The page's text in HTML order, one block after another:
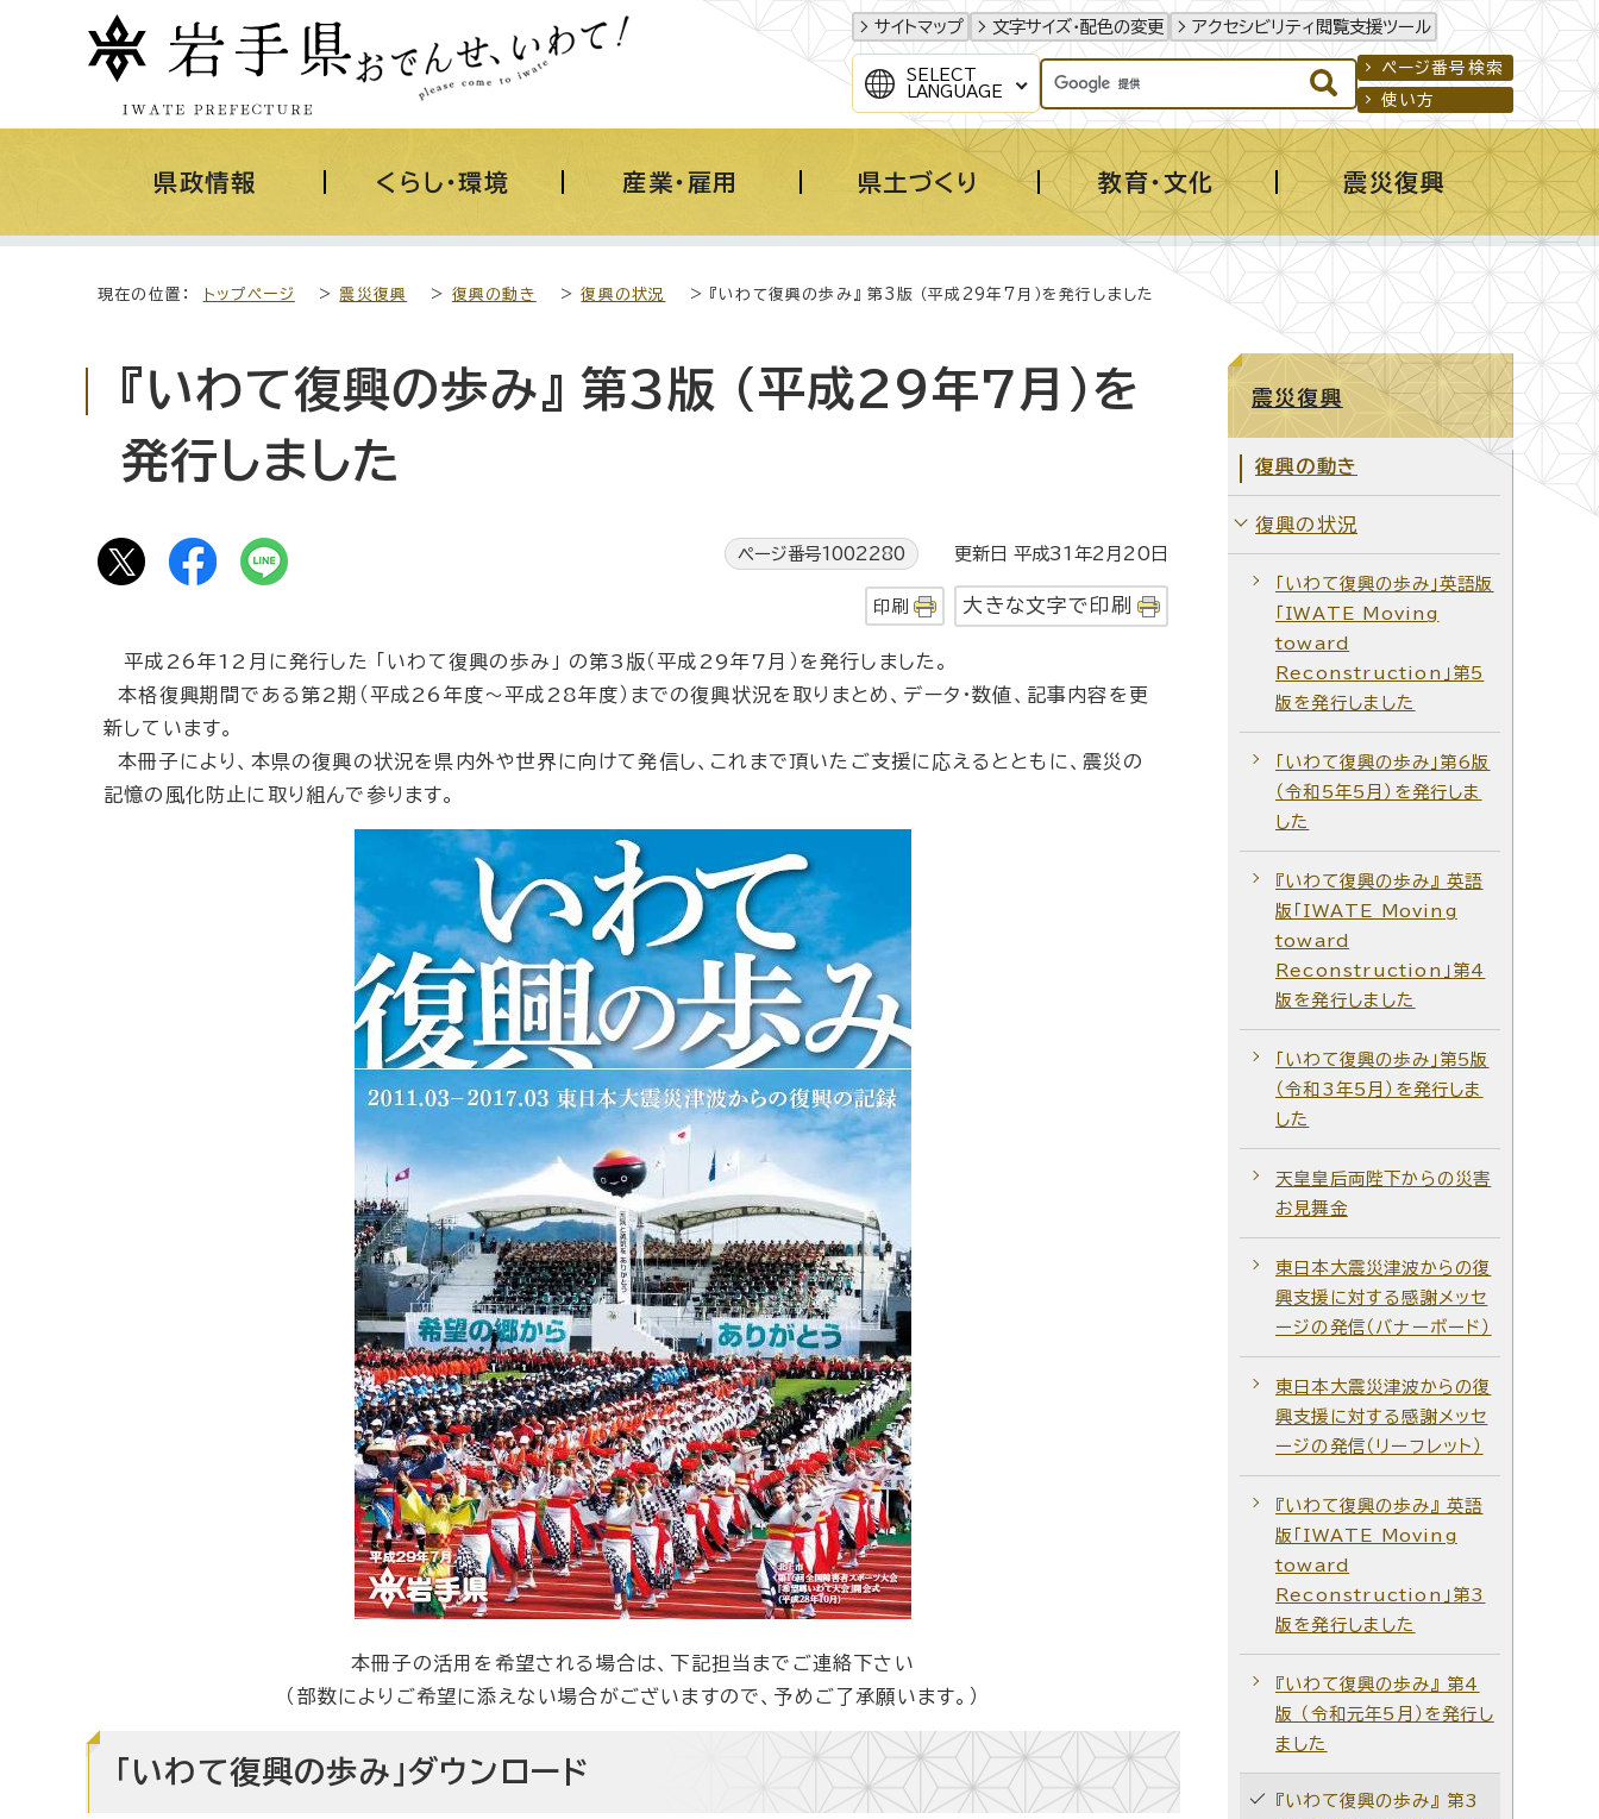
サイトマップ 文字サイズ・配色の変更 アクセシビリティ閲覧支援ツール
SELECT
LANGUAGE
ページ番号検索
使い方
県政情報 くらし・環境 産業・雇用 県土づくり 教育・文化 震災復興
現在の位置： トップページ > 震災復興 > 復興の動き >復興の状況 > 『いわて復興の歩み』 第3版 （平成29年7月）を発行しました
『いわて復興の歩み』 第3版 （平成29年7月）を
発行しました
ページ番号1002280 更新日 平成31年2月20日
印刷 大きな文字で印刷
平成26年12月に発行した 「いわて復興の歩み」 の第3版（平成29年7月）を発行しました。
本格復興期間である第2期（平成26年度～平成28年度）までの復興状況を取りまとめ、データ・数値、記事内容を更
新しています。
本冊子により、本県の復興の状況を県内外や世界に向けて発信し、これまで頂いたご支援に応えるとともに、震災の
記憶の風化防止に取り組んで参ります。
本冊子の活用を希望される場合は、下記担当までご連絡下さい
（部数によりご希望に添えない場合がございますので、予めご了承願います。）
「いわて復興の歩み」ダウンロード
震災復興
復興の動き
復興の状況
「いわて復興の歩み」英語版
「IWATE Moving
toward
Reconstruction」第5
版を発行しました
「いわて復興の歩み」第6版
（令和5年5月）を発行しま
した
『いわて復興の歩み』 英語
版「IWATE Moving
toward
Reconstruction」第4
版を発行しました
「いわて復興の歩み」第5版
（令和3年5月）を発行しま
した
天皇皇后両陛下からの災害
お見舞金
東日本大震災津波からの復
興支援に対する感謝メッセ
ージの発信（バナーボード）
東日本大震災津波からの復
興支援に対する感謝メッセ
ージの発信（リーフレット）
『いわて復興の歩み』 英語
版「IWATE Moving
toward
Reconstruction」第3
版を発行しました
『いわて復興の歩み』 第4
版 （令和元年5月）を発行し
ました
『いわて復興の歩み』 第3